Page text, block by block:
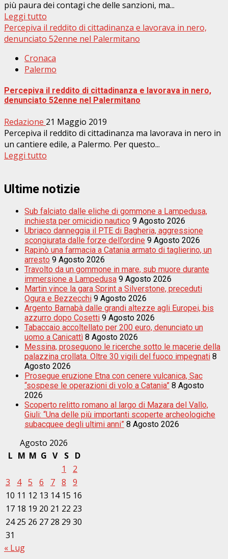
più paura dei contagi che delle sanzioni, ma...
Leggi tutto
Percepiva il reddito di cittadinanza e lavorava in nero,
denunciato 52enne nel Palermitano
Cronaca
Palermo
Percepiva il reddito di cittadinanza e lavorava in nero,
denunciato 52enne nel Palermitano
Redazione 21 Maggio 2019
Percepiva il reddito di cittadinanza ma lavorava in nero in
un cantiere edile, a Palermo. Per questo...
Leggi tutto
Ultime notizie
Sub falciato dalle eliche di gommone a Lampedusa,
inchiesta per omicidio nautico 9 Agosto 2026
Ubriaco danneggia il PTE di Bagheria, aggressione
scongiurata dalle forze dell’ordine 9 Agosto 2026
Rapinò una farmacia a Catania armato di taglierino, un
arresto 9 Agosto 2026
Travolto da un gommone in mare, sub muore durante
immersione a Lampedusa 9 Agosto 2026
Martin vince la gara Sprint a Silverstone, preceduti
Ogura e Bezzecchi 9 Agosto 2026
Argento Barnabà dalle grandi altezze agli Europei, bis
azzurro dopo Cosetti 9 Agosto 2026
Tabaccaio accoltellato per 200 euro, denunciato un
uomo a Canicattì 8 Agosto 2026
Messina, proseguono le ricerche sotto le macerie della
palazzina crollata. Oltre 30 vigili del fuoco impegnati 8
Agosto 2026
Prosegue eruzione Etna con cenere vulcanica, Sac
“sospese le operazioni di volo a Catania” 8 Agosto
2026
Scoperto relitto romano al largo di Mazara del Vallo,
Giuli: “Una delle più importanti scoperte archeologiche
subacquee degli ultimi anni” 8 Agosto 2026
Agosto 2026
L M M G V S
D
1
2
3
4 5 6 7 8
9
10 11 12 13 14 15 16
17 18 19 20 21 22 23
24 25 26 27 28 29 30
31
« Lug